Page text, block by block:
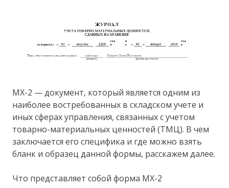
МХ-2 — документ, который является одним из
наиболее востребованных в складском учете и
иных сферах управления, связанных с учетом
товарно-материальных ценностей (ТМЦ). В чем
заключается его специфика и где можно взять
бланк и образец данной формы, расскажем далее.
Что представляет собой форма МХ-2